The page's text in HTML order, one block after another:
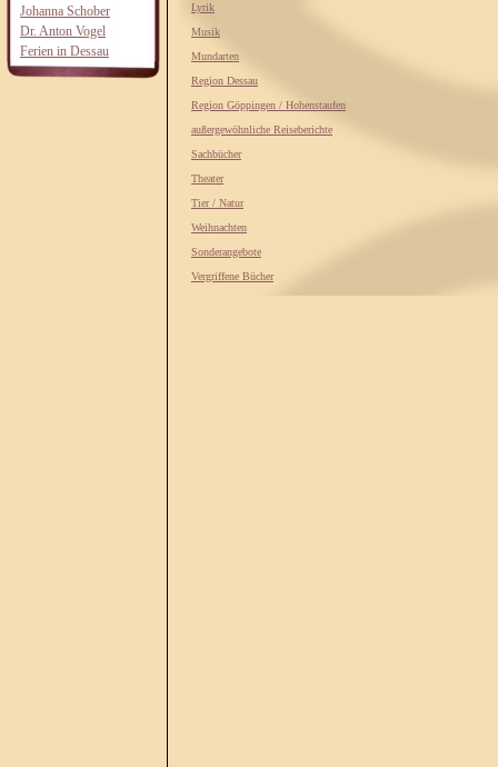
Johanna Schober
Dr. Anton Vogel
Ferien in Dessau
Lyrik
Musik
Mundarten
Region Dessau
Region Göppingen / Hohenstaufen
außergewöhnliche Reiseberichte
Sachbücher
Theater
Tier / Natur
Weihnachten
Sonderangebote
Vergriffene Bücher